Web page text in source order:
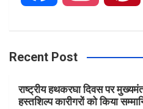
c
e
s
t t
Recent Post
राष्ट्रीय हथकरघा दिवस पर
हस्तशिल्प कारीगरों को किया